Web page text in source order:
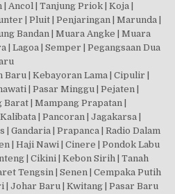
| Ancol | Tanjung Priok | Koja |
| Pluit | Penjaringan | Marunda |
Bandan | Muara Angke | Muara
| Lagoa | Semper | Pegangsaan Dua
Baru | Kebayoran Lama | Cipulir |
| Pasar Minggu | Pejaten |
| Mampang Prapatan |
| Pancoran | Jagakarsa |
| Gandaria | Prapanca | Radio Dalam
| Haji Nawi | Cinere | Pondok Labu
| Cikini | Kebon Sirih | Tanah
Tengsin | Senen | Cempaka Putih
| Johar Baru | Kwitang | Pasar Baru